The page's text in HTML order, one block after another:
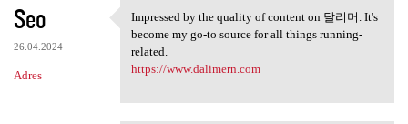
Seo
26.04.2024
Adres
Impressed by the quality of
Impressed by the quality of content on 달리머. It's
become my go-to source for all things running-
related.
https://www.dalimern.com